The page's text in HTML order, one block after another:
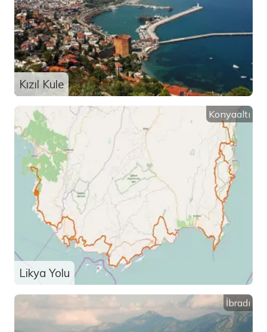
Kızıl Kule
Likya Yolu
Konyaaltı
İbradı